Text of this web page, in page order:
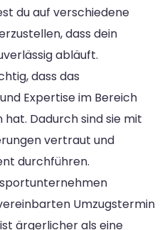
du auf verschiedene
dass dein
abläuft.
dass das
Expertise im Bereich
hat. Dadurch sind sie mit
vertraut und
durchführen.
Umzugstermin
ärgerlicher als eine